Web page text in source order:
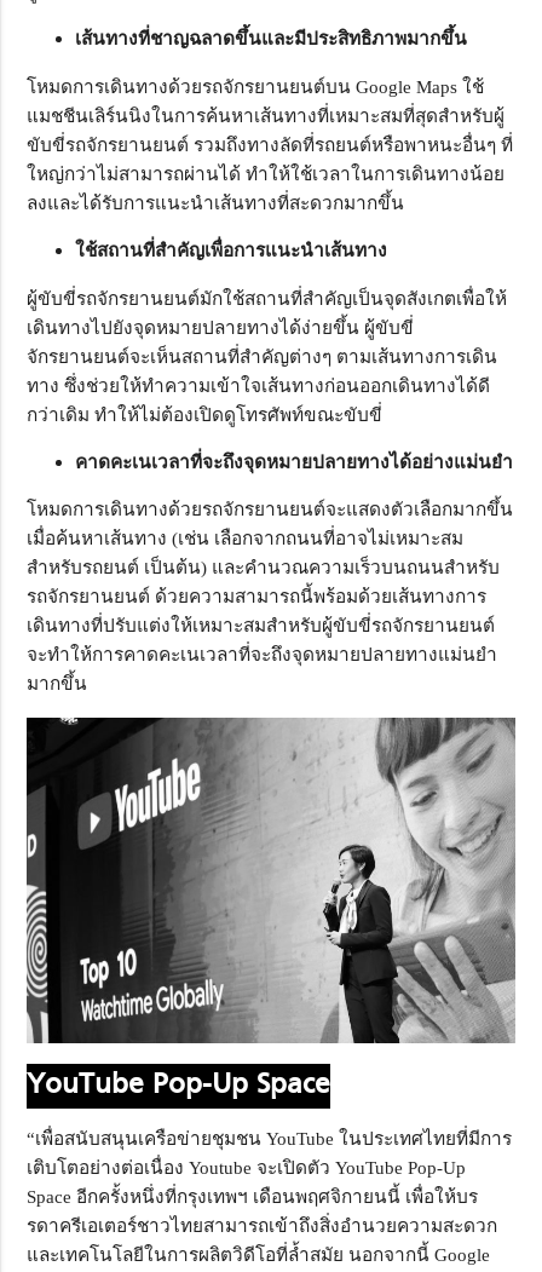
เส้นทางที่ชาญฉลาดขึ้นและมีประสิทธิภาพมากขึ้น
โหมดการเดินทางด้วยรถจักรยานยนต์บน Google Maps ใช้
แมชชีนเลิร์นนิงในการค้นหาเส้นทางที่เหมาะสมที่สุดสำหรับผู้
ขับขี่รถจักรยานยนต์ รวมถึงทางลัดที่รถยนต์หรือพาหนะอื่นๆ ที่
ใหญ่กว่าไม่สามารถผ่านได้ ทำให้ใช้เวลาในการเดินทางน้อย
ลงและได้รับการแนะนำเส้นทางที่สะดวกมากขึ้น
ใช้สถานที่สำคัญเพื่อการแนะนำเส้นทาง
ผู้ขับขี่รถจักรยานยนต์มักใช้สถานที่สำคัญเป็นจุดสังเกตเพื่อให้
เดินทางไปยังจุดหมายปลายทางได้ง่ายขึ้น ผู้ขับขี่
จักรยานยนต์จะเห็นสถานที่สำคัญต่างๆ ตามเส้นทางการเดิน
ทาง ซึ่งช่วยให้ทำความเข้าใจเส้นทางก่อนออกเดินทางได้ดี
กว่าเดิม ทำให้ไม่ต้องเปิดดูโทรศัพท์ขณะขับขี่
คาดคะเนเวลาที่จะถึงจุดหมายปลายทางได้อย่างแม่นยำ
โหมดการเดินทางด้วยรถจักรยานยนต์จะแสดงตัวเลือกมากขึ้น
เมื่อค้นหาเส้นทาง (เช่น เลือกจากถนนที่อาจไม่เหมาะสม
สำหรับรถยนต์ เป็นต้น) และคำนวณความเร็วบนถนนสำหรับ
รถจักรยานยนต์ ด้วยความสามารถนี้พร้อมด้วยเส้นทางการ
เดินทางที่ปรับแต่งให้เหมาะสมสำหรับผู้ขับขี่รถจักรยานยนต์
จะทำให้การคาดคะเนเวลาที่จะถึงจุดหมายปลายทางแม่นยำ
มากขึ้น
YouTube Pop-Up Space
“เพื่อสนับสนุนเครือข่ายชุมชน YouTube ในประเทศไทยที่มีการ
เติบโตอย่างต่อเนื่อง Youtube จะเปิดตัว YouTube Pop-Up
Space อีกครั้งหนึ่งที่กรุงเทพฯ เดือนพฤศจิกายนนี้ เพื่อให้บร
รดาครีเอเตอร์ชาวไทยสามารถเข้าถึงสิ่งอำนวยความสะดวก
และเทคโนโลยีในการผลิตวิดีโอที่ล้ำสมัย นอกจากนี้ Google